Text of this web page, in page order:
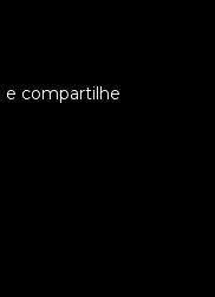
e compartilhe